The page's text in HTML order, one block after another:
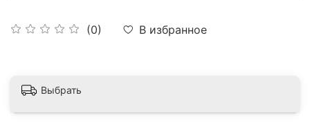
(0) В избранное
Выбрать